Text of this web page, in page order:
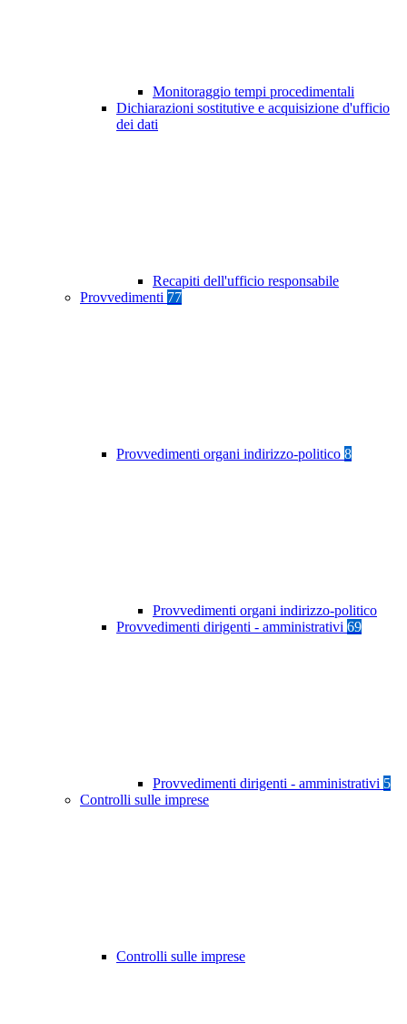
Monitoraggio tempi procedimentali
Dichiarazioni sostitutive e acquisizione d'ufficio
dei dati
Recapiti dell'ufficio responsabile
Provvedimenti 77
Provvedimenti organi indirizzo-politico 8
Provvedimenti organi indirizzo-politico
Provvedimenti dirigenti - amministrativi 69
Provvedimenti dirigenti - amministrativi 5
Controlli sulle imprese
Controlli sulle imprese